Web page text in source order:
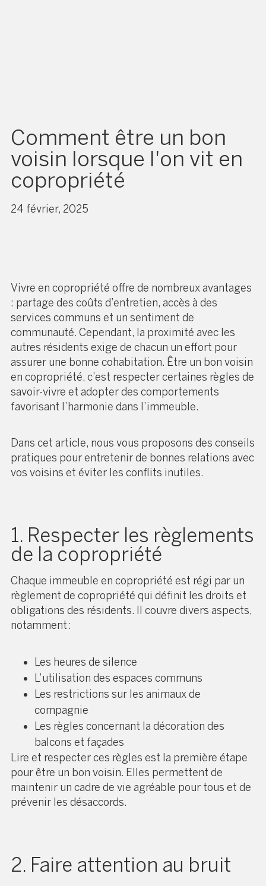
Comment être un bon
voisin lorsque l'on vit en
copropriété
24 février, 2025
Vivre en copropriété offre de nombreux avantages
: partage des coûts d’entretien, accès à des
services communs et un sentiment de
communauté. Cependant, la proximité avec les
autres résidents exige de chacun un effort pour
assurer une bonne cohabitation. Être un bon voisin
en copropriété, c’est respecter certaines règles de
savoir-vivre et adopter des comportements
favorisant l’harmonie dans l’immeuble.
Dans cet article, nous vous proposons des conseils
pratiques pour entretenir de bonnes relations avec
vos voisins et éviter les conflits inutiles.
1. Respecter les règlements
de la copropriété
Chaque immeuble en copropriété est régi par un
règlement de copropriété qui définit les droits et
obligations des résidents. Il couvre divers aspects,
notamment :
Les heures de silence
L’utilisation des espaces communs
Les restrictions sur les animaux de
compagnie
Les règles concernant la décoration des
balcons et façades
Lire et respecter ces règles est la première étape
pour être un bon voisin. Elles permettent de
maintenir un cadre de vie agréable pour tous et de
prévenir les désaccords.
2. Faire attention au bruit